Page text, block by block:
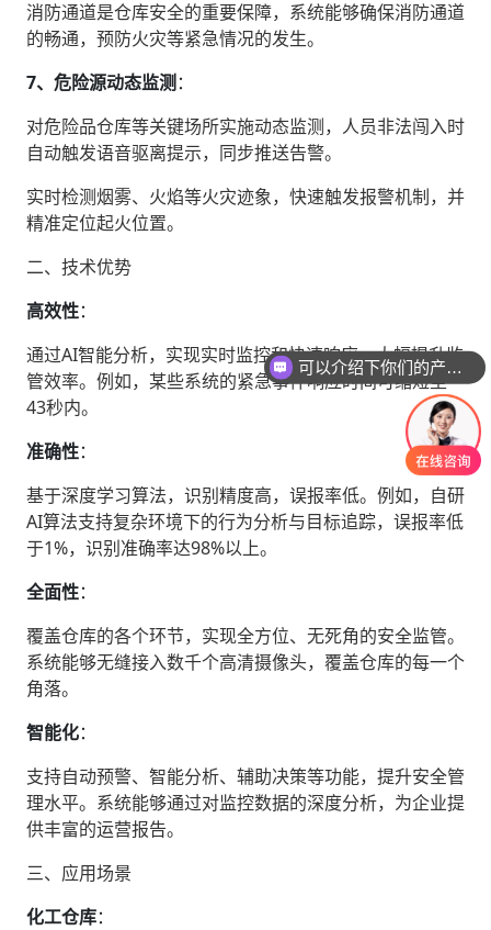
消防通道是仓库安全的重要保障，系统能够确保消防通道
的畅通，预防火灾等紧急情况的发生。
7、危险源动态监测 ‌：
对危险品仓库等关键场所实施动态监测，人员非法闯入时
自动触发语音驱离提示，同步推送告警。
实时检测烟雾、火焰等火灾迹象，快速触发报警机制，并
精准定位起火位置。
二、技术优势
高效性‌：
通过AI智能分析，实现实时监控和快速响应，大幅提升监
管效率。例如，某些系统的紧急事件响应时间可缩短至
43秒内。
准确性‌：
基于深度学习算法，识别精度高，误报率低。例如，自研
AI算法支持复杂环境下的行为分析与目标追踪，误报率低
于1%，识别准确率达98%以上。
全面性‌：
覆盖仓库的各个环节，实现全方位、无死角的安全监管。
系统能够无缝接入数千个高清摄像头，覆盖仓库的每一个
角落。
智能化‌：
支持自动预警、智能分析、辅助决策等功能，提升安全管
理水平。系统能够通过对监控数据的深度分析，为企业提
供丰富的运营报告。
三、应用场景
化工仓库‌：
可以介绍下你们的产品么